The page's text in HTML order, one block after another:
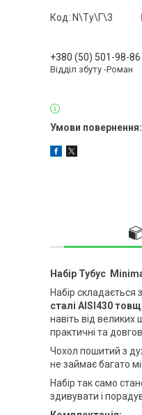
Код: N\Tу\Г\3
+380 (50) 501-98-86
Відділ збуту -Роман
Набір Тубус
Набір складається
сталі AISI430
навіть від
практичні та
Чохол пошитий з
не займає багато
Набір так само
здивувати і